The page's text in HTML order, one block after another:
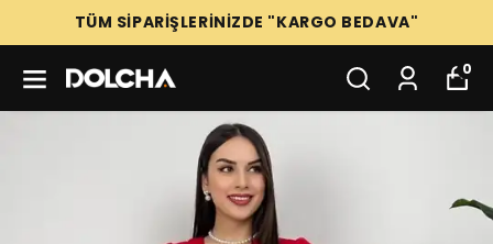
TÜM SİPARİŞLERİNİZDE "KARGO BEDAVA"
0